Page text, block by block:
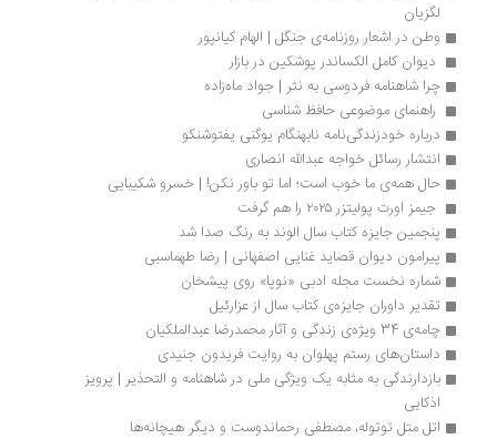
لگزیان
وطن در اشعار روزنامه‌ی جنگل | الهام کیانپور
دیوان کامل الکساندر پوشکین در بازار
چرا شاهنامه فردوسی به نثر | جواد ماه‌زاده
راهنمای موضوعی حافظ شناسی
درباره خودزندگی‌نامه نابهنگام یوگنی یفتوشنکو
انتشار رسائل خواجه عبدالله انصاری
حال همه‌ی ما خوب است؛ اما تو باور نکن! | خسرو شکیبایی
جیمز اورت پولیتزر ۲۰۲۵ را هم گرفت
پنجمین جایزه کتاب سال الوند به رنگ صدا شد
پیرامون دیوان قصاید غنایی اصفهانی | رضا طهماسبی
شماره نخست مجله ادبی «نوپا» روی پیشخان
تقدیر داوران جایزه‌ی کتاب سال از عزارئیل
چامه‌ی 34 ویژه‌ی زندگی و آثار محمدرضا عبدالملکیان
داستان‌های رستم پهلوان به روایت فریدون جنیدی
اذکایی
اتل متل توتوله، مصطفی رحماندوست و دیگر هیچانه‌ها